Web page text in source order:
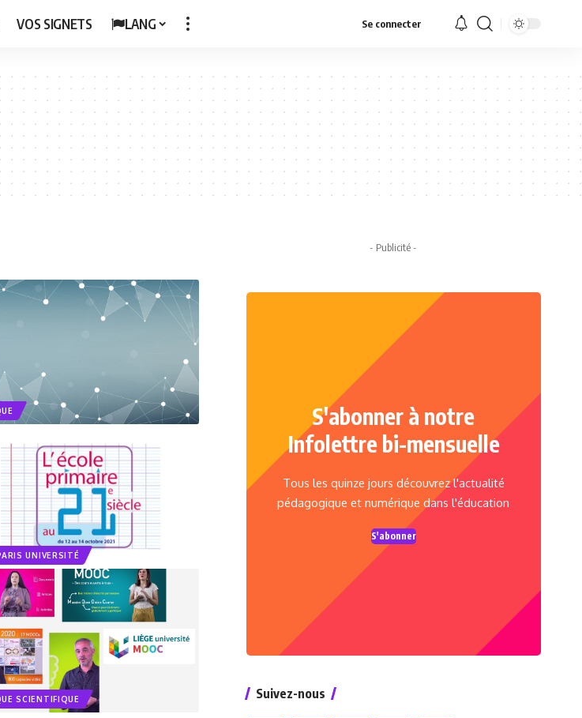
VOS SIGNETS LANG Se connecter
UNIVERSITÉ
SCIENTIFIQUE
- Publicité -
S'abonner à notre
Infolettre bi-mensuelle
Tous les quinze jours découvrez l'actualité
pédagogique et numérique dans l'éducation
S'abonner
Suivez-nous